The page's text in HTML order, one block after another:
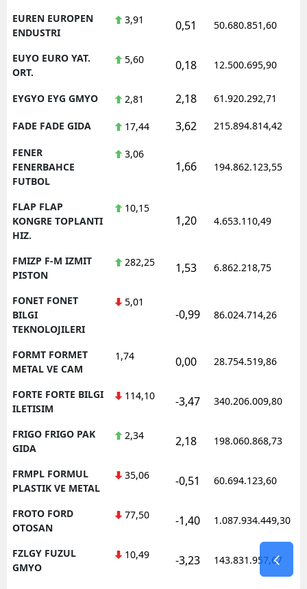
EUREN EUROPEN
ENDUSTRI
3,91 0,51 50.680.851,60
EUYO EURO YAT.
ORT.
5,60 0,18 12.500.695,90
EYGYO EYG GMYO 2,81 2,18 61.920.292,71
FADE FADE GIDA 17,44 3,62 215.894.814,42
FENER
FENERBAHCE
FUTBOL
3,06
1,66 194.862.123,55
FLAP FLAP
KONGRE TOPLANTI
HIZ.
10,15
1,20 4.653.110,49
FMIZP F-M IZMIT
PISTON
282,25 1,53 6.862.218,75
FONET FONET
BILGI
TEKNOLOJILERI
5,01
-0,99 86.024.714,26
FORMT FORMET
METAL VE CAM
1,74 0,00 28.754.519,86
FORTE FORTE BILGI
ILETISIM
114,10 -3,47 340.206.009,80
FRIGO FRIGO PAK
GIDA
2,34 2,18 198.060.868,73
FRMPL FORMUL
PLASTIK VE METAL
35,06 -0,51 60.694.123,60
FROTO FORD
OTOSAN
77,50 -1,40 1.087.934.449,30
FZLGY FUZUL
GMYO
10,49 -3,23 143.831.957,67